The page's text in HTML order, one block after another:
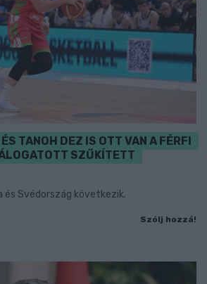
TANOH DEZ IS OTT VAN A FÉRFI
SZŰKÍTETT
és Svédország következik.
Szólj hozzá!